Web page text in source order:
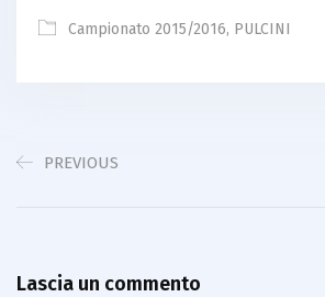
Campionato 2015/2016, PULCINI
PREVIOUS
Lascia un commento